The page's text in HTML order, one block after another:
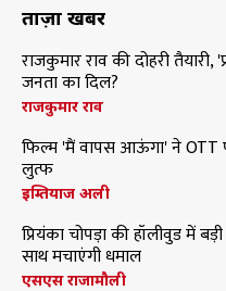
ताज़ा खबरें
राजकुमार राव की दोहरी
जनता का दिल?
राजकुमार राव
फिल्म 'मैं वापस आऊंगा' ने OTT
लुत्फ
इम्तियाज अली
प्रियंका चोपड़ा की हॉलीवुड में
साथ मचाएंगी धमाल
एसएस राजामौली